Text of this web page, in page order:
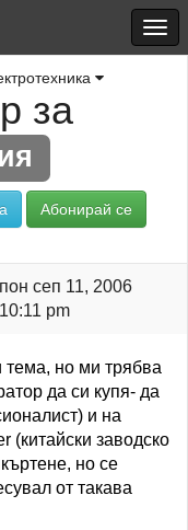
за
Абонирай се
пон сеп 11, 2006
10:11 pm
тема, но ми трябва
да си купя- да
и на
(китайски заводско
но се
от такава